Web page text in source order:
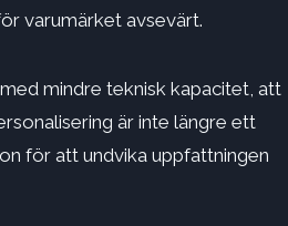
varumärket avsevärt.
mindre teknisk kapacitet, att
är inte längre ett
för att undvika uppfattningen